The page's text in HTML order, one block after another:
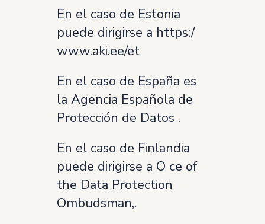
En el caso de Estonia
puede dirigirse a https:/
www.aki.ee/et
En el caso de España es
la Agencia Española de
Protección de Datos .
En el caso de Finlandia
puede dirigirse a O ce of
the Data Protection
Ombudsman,.